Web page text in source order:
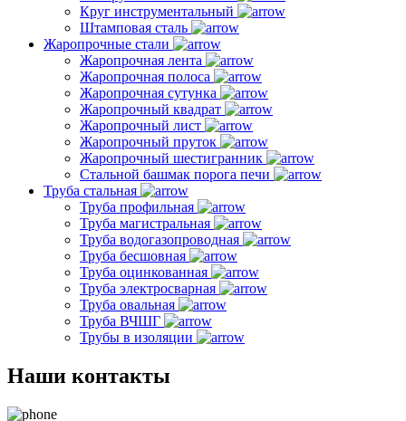
Круг инструментальный
Штамповая сталь
Жаропрочные стали
Жаропрочная лента
Жаропрочная полоса
Жаропрочная сутунка
Жаропрочный квадрат
Жаропрочный лист
Жаропрочный пруток
Жаропрочный шестигранник
Стальной башмак порога печи
Труба стальная
Труба профильная
Труба магистральная
Труба водогазопроводная
Труба бесшовная
Труба оцинкованная
Труба электросварная
Труба овальная
Труба ВЧШГ
Трубы в изоляции
Наши контакты